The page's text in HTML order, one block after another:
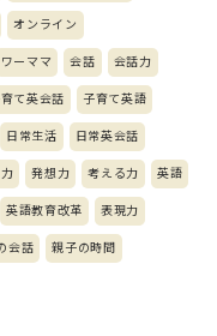
オンライン
ワーママ 会話 会話力
て英会話 子育て英語
日常生活 日常英会話
発想力 考える力 英語
英語教育改革 表現力
会話 親子の時間